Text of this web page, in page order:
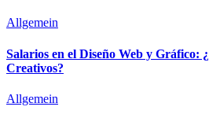
Allgemein
Salarios en el Diseño Web y Gráfico:
Creativos?
Allgemein